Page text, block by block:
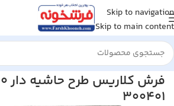
Skip to navigation
Skip to main content
خانه/فرش ماشینی/فرش 1200 شانه
300401